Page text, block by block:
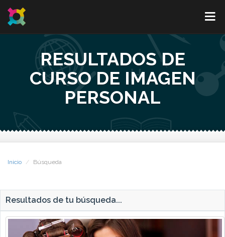
RESULTADOS DE
CURSO DE IMAGEN
PERSONAL
Inicio Búsqueda
Resultados de tu búsqueda...